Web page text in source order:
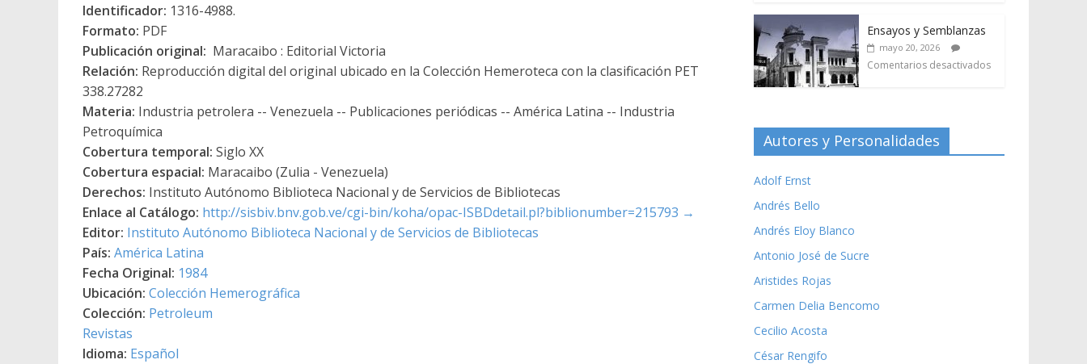
Identificador: 1316-4988.
Formato: PDF
Publicación original: Maracaibo : Editorial Victoria
Relación: Reproducción digital del original ubicado en la Colección Hemeroteca con la clasificación PET
338.27282
Materia: Industria petrolera -- Venezuela -- Publicaciones periódicas -- América Latina -- Industria
Petroquímica
Cobertura temporal: Siglo XX
Cobertura espacial: Maracaibo (Zulia - Venezuela)
Derechos: Instituto Autónomo Biblioteca Nacional y de Servicios de Bibliotecas
Enlace al Catálogo: http://sisbiv.bnv.gob.ve/cgi-bin/koha/opac-ISBDdetail.pl?biblionumber=215793 →
Editor: Instituto Autónomo Biblioteca Nacional y de Servicios de Bibliotecas
País: América Latina
Fecha Original: 1984
Ubicación: Colección Hemerográfica
Colección: Petroleum
Revistas
Idioma: Español
Ensayos y Semblanzas
mayo 20, 2026
Comentarios desactivados
Autores y Personalidades
Adolf Ernst
Andrés Bello
Andrés Eloy Blanco
Antonio José de Sucre
Aristides Rojas
Carmen Delia Bencomo
Cecilio Acosta
César Rengifo